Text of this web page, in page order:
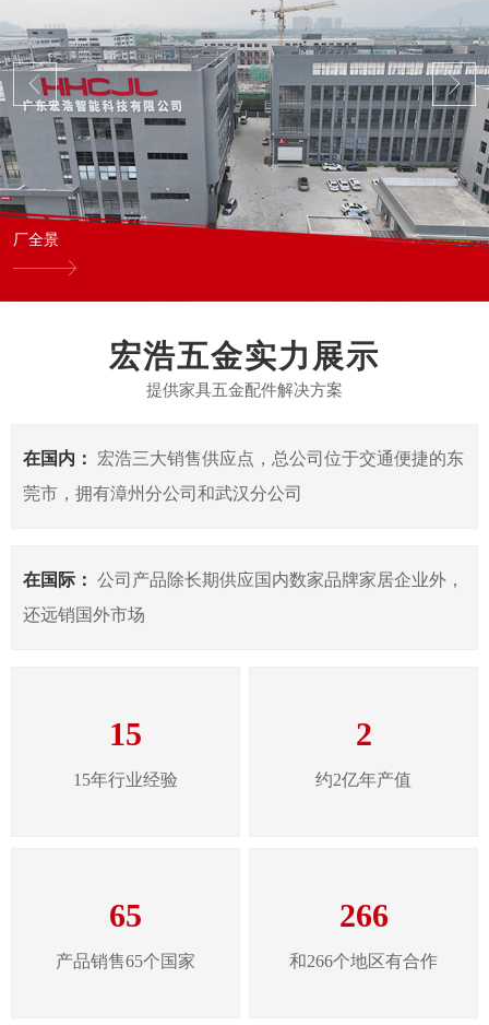
厂全景
宏浩五金实力展示
提供家具五金配件解决方案
在国内：
宏浩三大销售供应点，总公司位于交通便捷的东
莞市，拥有漳州分公司和武汉分公司
在国际： 公司产品除长期供应国内数家品牌家居企业外，
还远销国外市场
15
15年行业经验
2
约2亿年产值
65
产品销售65个国家
266
和266个地区有合作